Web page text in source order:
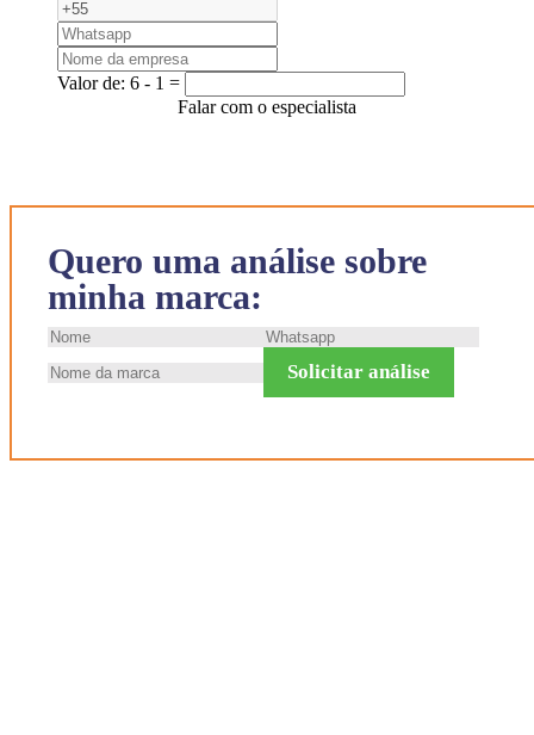
Quero uma análise sobre
minha marca:
Solicitar análise
Valor de: 6 - 1 =
Falar com o especialista